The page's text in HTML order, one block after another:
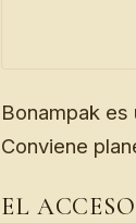
Bonampak
Conviene
EL ACCESO